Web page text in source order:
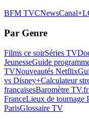
BFM TVCNewsCanal+
Par Genre
Films ce soirSéries TV
JeunesseGuide
TVNouveautés Netflix
vs Disney+Calculateur
françaisesBaromètre TV.fr
FranceLieux de tournage
ParisGlossaire TV